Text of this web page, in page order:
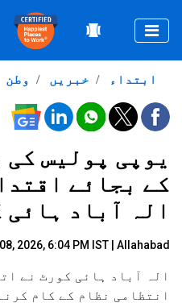
وطن خبریں ابتداء
یوپی پولیس
کے بجائے
الہ آباد ہائی
2026, 6:04 PM IST | Allahabad
الہ آباد ہائی کورٹ نے
انتظامی نظام کے کام